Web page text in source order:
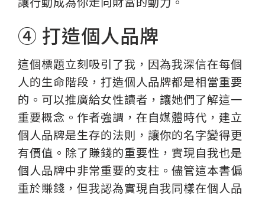
④ 打造個人品牌
這個標題立刻吸引了我，因為我深信在每個
人的生命階段，打造個人品牌都是相當重要
的。可以推廣給女性讀者，讓她們了解這一
重要概念。作者強調，在自媒體時代，建立
個人品牌是生存的法則，讓你的名字變得更
有價值。除了賺錢的重要性，實現自我也是
個人品牌中非常重要的支柱。儘管這本書偏
重於賺錢，但我認為實現自我同樣在個人品